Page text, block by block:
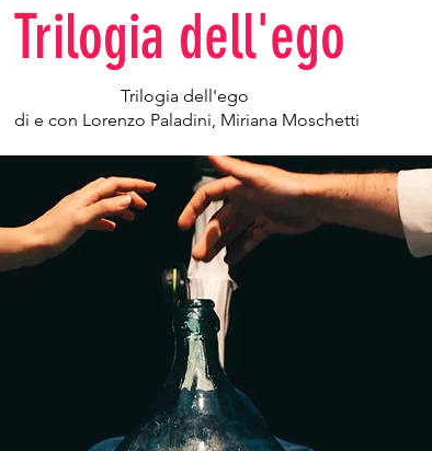
Trilogia dell'ego
Trilogia dell'ego
di e con Lorenzo Paladini, Miriana Moschetti